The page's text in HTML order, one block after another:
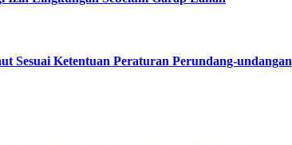
Sesuai Ketentuan Peraturan Perundang-undangan